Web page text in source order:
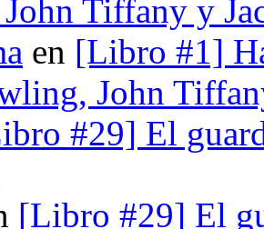
Tiffany y
en [Libro #1]
John
#29] El
[Libro #29] El